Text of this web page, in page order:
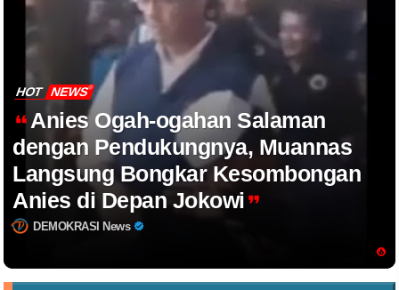
HOT NEWS
Anies Ogah-ogahan Salaman
dengan Pendukungnya, Muannas
Langsung Bongkar Kesombongan
Anies di Depan Jokowi
DEMOKRASI News